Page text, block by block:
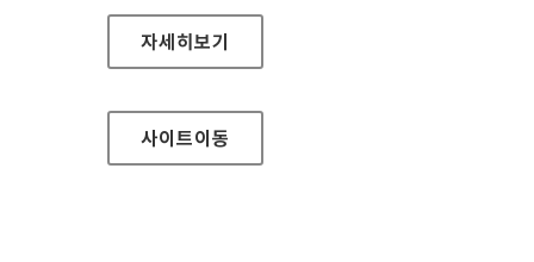
부산정보산업진흥원 홈페이지
자세히보기
사이트이동